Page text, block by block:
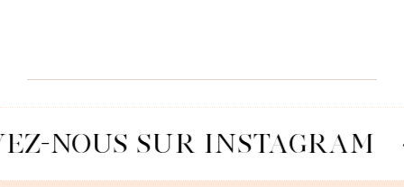
NOUS SUR INSTAGRAM